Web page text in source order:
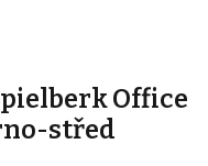
Office
střed